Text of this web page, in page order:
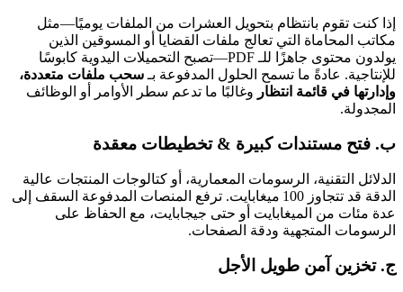
إذا كنت تقوم بانتظام بتحويل العشرات من الملفات يوميًا—مثل
مكاتب المحاماة التي تعالج ملفات القضايا أو المسوقين الذين
يولدون محتوى جاهزًا للـ PDF—تصبح التحميلات اليدوية كابوسًا
للإنتاجية. عادةً ما تسمح الحلول المدفوعة بـ سحب ملفات متعددة،
وإدارتها في قائمة انتظار وغالبًا ما تدعم سطر الأوامر أو الوظائف
المجدولة.
ب. فتح مستندات كبيرة & تخطيطات معقدة
الدلائل التقنية، الرسومات المعمارية، أو كتالوجات المنتجات عالية
الدقة قد تتجاوز 100 ميغابايت. ترفع المنصات المدفوعة السقف إلى
عدة مئات من الميغابايت أو حتى جيجابايت، مع الحفاظ على
الرسومات المتجهية ودقة الصفحات.
ج.تخزين آمن طويل الأجل